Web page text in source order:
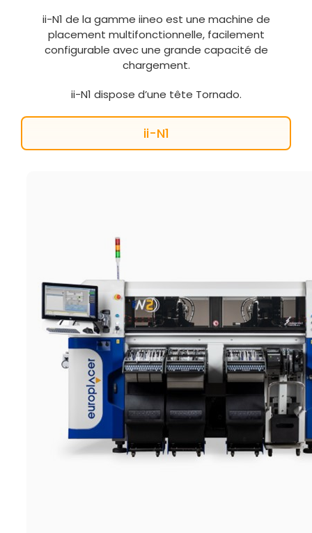
ii-N1 de la gamme iineo est une machine de
placement multifonctionnelle, facilement
configurable avec une grande capacité de
chargement.
ii-N1 dispose d’une tête Tornado.
ii-N1